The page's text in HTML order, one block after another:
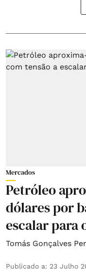
Mercados
Petróleo
dólares por
escalar para
Tomás Gonçalves
Publicado a: 23 Julho